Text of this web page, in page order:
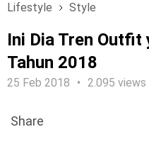
Lifestyle Style
Ini Dia Tren Outfit
Tahun 2018
25 Feb 2018 2.095 views
Share